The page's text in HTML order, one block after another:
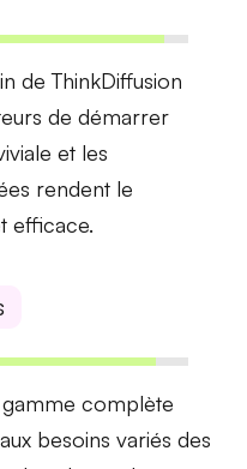
de ThinkDiffusion
de démarrer
et les
rendent le
efficace.
gammecomplète
besoins variés des